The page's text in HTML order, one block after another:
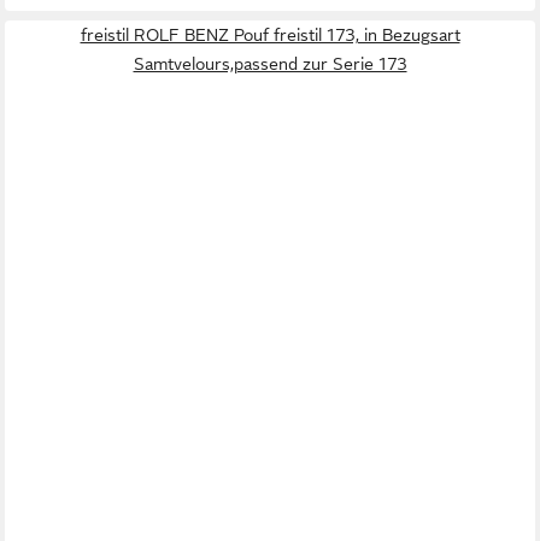
freistil ROLF BENZ Pouf freistil 173, in Bezugsart
Samtvelours,passend zur Serie 173